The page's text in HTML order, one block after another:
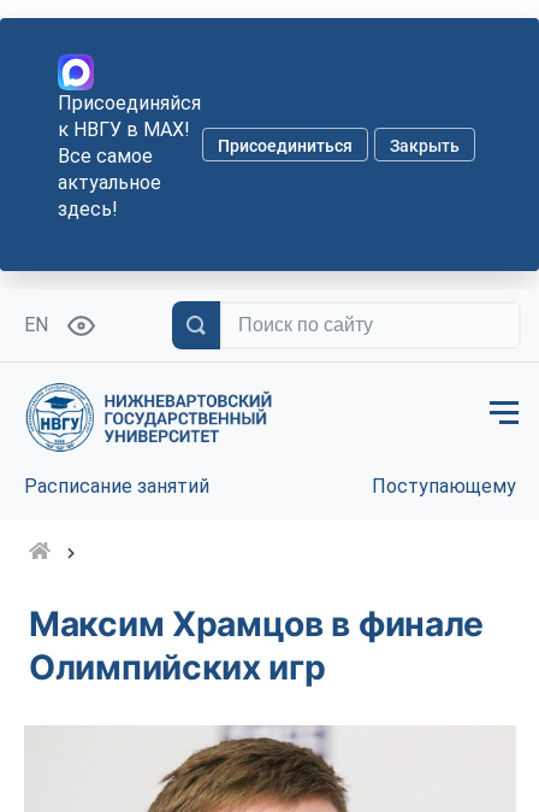
Присоединяйся
к НВГУ в MAX!
Все самое
актуальное
здесь!
Присоединиться Закрыть
EN
Расписание занятий Поступающему
Максим Храмцов в финале
Олимпийских игр